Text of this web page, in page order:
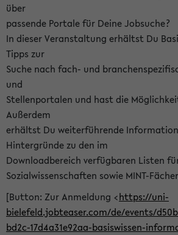
über
passende Portale für Deine Jobsuche?
In dieser Veranstaltung erhältst Du
Tipps zur
Suche nach fach- und
und
Stellenportalen und hast die
Außerdem
erhältst Du weiterführende
Hintergründe zu den im
Downloadbereich verfügbaren Listen
Sozialwissenschaften sowie MINT-
[Button: Zur Anmeldung <https://uni-
bielefeld.jobteaser.com/de/events/
bd2c-17d4a31e92aa-basiswissen-